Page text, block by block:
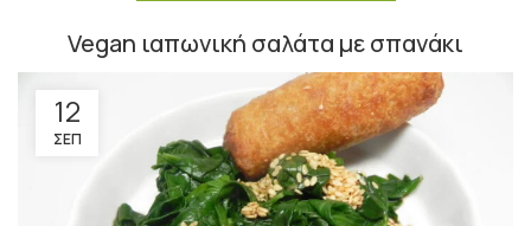
Vegan ιαπωνική σαλάτα με σπανάκι
12
ΣΕΠ